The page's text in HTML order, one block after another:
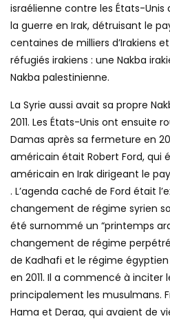
israélienne contre les États-
la guerre en Irak, détruisant le
centaines de milliers d’Irakiens
réfugiés irakiens : une Nakba
Nakba palestinienne.
La Syrie aussi avait sa propre
2011. Les États-Unis ont ensuite
Damas après sa fermeture en
américain était Robert Ford, qui
américain en Irak dirigeant le
. L’agenda caché de Ford était
changement de régime syrien
été surnommé un “printemps
changement de régime
de Kadhafi et le régime
en 2011. Il a commencé à
principalement les musulmans.
Hama et Deraa, qui avaient de